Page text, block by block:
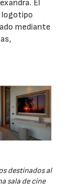
El
logotipo
mediante
destinados al
sala de cine